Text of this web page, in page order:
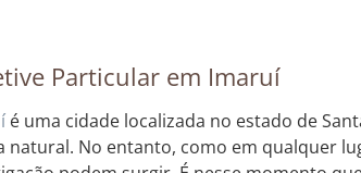
Particular em Imaruí
é uma cidade localizada no estado de
natural. No entanto, como em qualquer